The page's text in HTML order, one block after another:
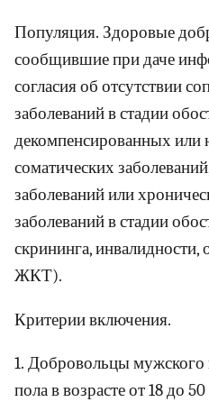
Популяция. Здоровые
сообщившие при даче
согласия об отсутствии
заболеваний в стадии
декомпенсированных или
соматических
заболеваний или
заболеваний в стадии
скрининга, инвалидности,
ЖКТ).
Критерии включения.
1. Добровольцы мужского
пола в возрасте от 18 до